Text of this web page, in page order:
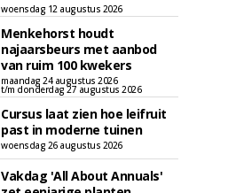
woensdag 12 augustus 2026
Menkehorst houdt
najaarsbeurs met aanbod
van ruim 100 kwekers
maandag 24 augustus 2026
t/m donderdag 27 augustus 2026
Cursus laat zien hoe leifruit
past in moderne tuinen
woensdag 26 augustus 2026
Vakdag 'All About Annuals'